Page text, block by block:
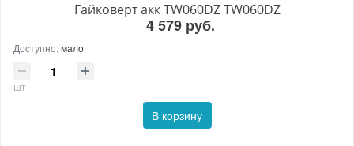
Гайковерт акк TW060DZ TW060DZ
4 579 руб.
Доступно:мало
шт
В корзину